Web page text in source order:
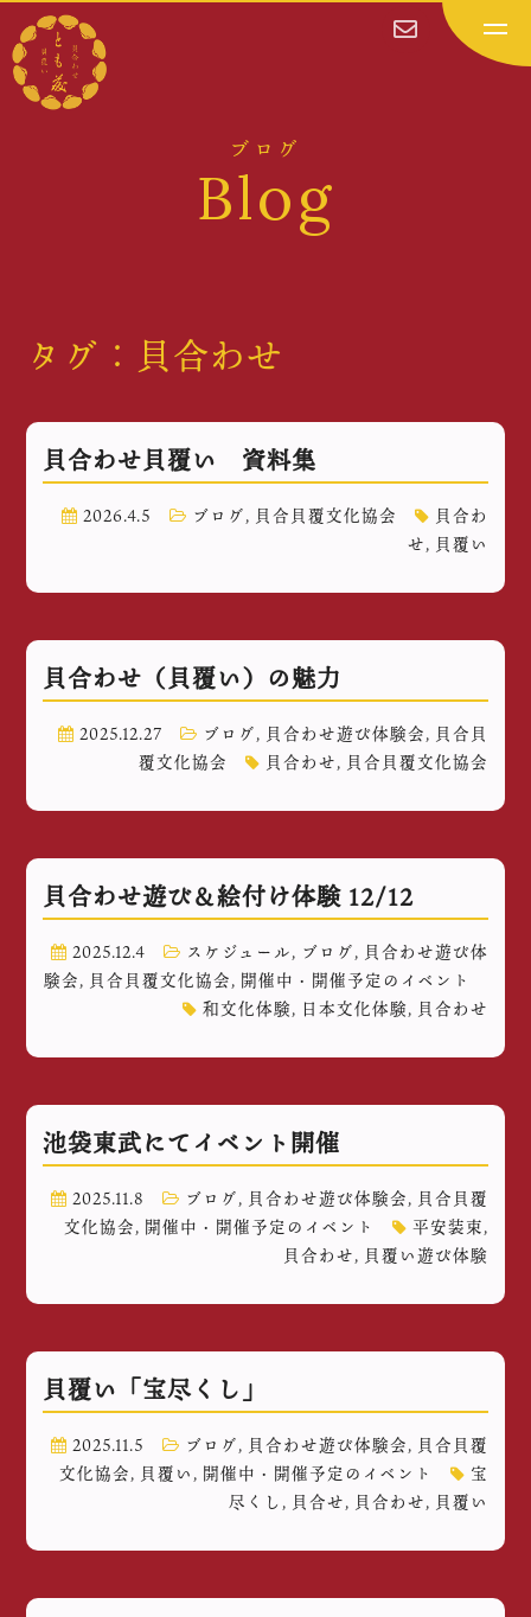
ブログ
Blog
タグ：貝合わせ
貝合わせ貝覆い 資料集
2026.4.5 ブログ, 貝合貝覆文化協会
貝合わ
せ, 貝覆い
貝合わせ（貝覆い）の魅力
2025.12.27 ブログ, 貝合わせ遊び体験会, 貝合貝
覆文化協会
貝合わせ, 貝合貝覆文化協会
貝合わせ遊び＆絵付け体験 12/12
2025.12.4 スケジュール, ブログ, 貝合わせ遊び体
験会, 貝合貝覆文化協会, 開催中・開催予定のイベント
和文化体験, 日本文化体験, 貝合わせ
池袋東武にてイベント開催
2025.11.8 ブログ, 貝合わせ遊び体験会, 貝合貝覆
文化協会, 開催中・開催予定のイベント 平安装束,
貝合わせ, 貝覆い遊び体験
貝覆い「宝尽くし」
2025.11.5 ブログ, 貝合わせ遊び体験会, 貝合貝覆
文化協会, 貝覆い , 開催中・開催予定のイベント
宝
尽くし , 貝合せ, 貝合わせ, 貝覆い